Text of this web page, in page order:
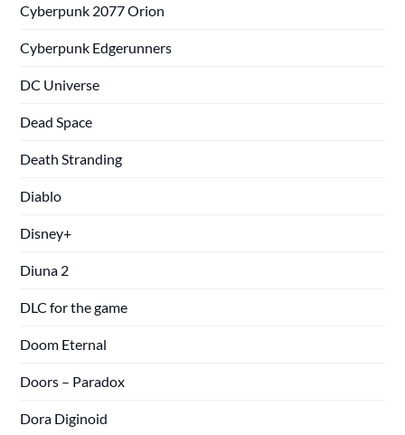
Cyberpunk 2077 Orion
Cyberpunk Edgerunners
DC Universe
Dead Space
Death Stranding
Diablo
Disney+
Diuna 2
DLC for the game
Doom Eternal
Doors – Paradox
Dora Diginoid